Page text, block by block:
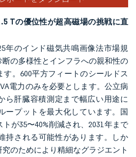
Tの優位性が超高磁場の挑戦に直
年のインド磁気共鳴画像法市場規
断の多様性とインフラへの親和性の
。600平方フィートのシールドス
電力のみを必要とします。公立病
ら肝臓容積測定まで幅広い用途に
ープットを最大化しています。国
が35〜40%削減され、2031年まで
持される可能性があります。しか
のためにより精細なグラジエント